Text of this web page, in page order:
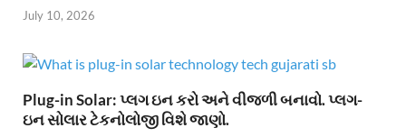
July 10, 2026
Plug-in Solar: પ્લગ ઇન કરો અને વીજળી બનાવો. પ્લગ-
ઇન સોલાર ટેકનોલોજી વિશે જાણો.